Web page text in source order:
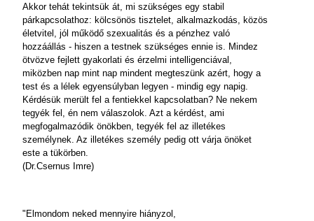
Akkor tehát tekintsük át, mi szükséges egy stabil
párkapcsolathoz: kölcsönös tisztelet, alkalmazkodás, közös
életvitel, jól működő szexualitás és a pénzhez való
hozzáállás - hiszen a testnek szükséges ennie is. Mindez
ötvözve fejlett gyakorlati és érzelmi intelligenciával,
miközben nap mint nap mindent megteszünk azért, hogy a
test és a lélek egyensúlyban legyen - mindig egy napig.
Kérdésük merült fel a fentiekkel kapcsolatban? Ne nekem
tegyék fel, én nem válaszolok. Azt a kérdést, ami
megfogalmazódik önökben, tegyék fel az illetékes
személynek. Az illetékes személy pedig ott várja önöket
este a tükörben.
(Dr.Csernus Imre)
"Elmondom neked mennyire hiányzol,